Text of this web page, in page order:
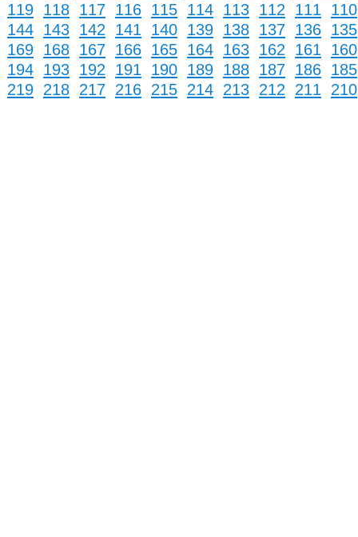
110
111
112
113
114
115
116
117
118
119
135
136
137
138
139
140
141
142
143
144
160
161
162
163
164
165
166
167
168
169
185
186
187
188
189
190
191
192
193
194
210
211
212
213
214
215
216
217
218
219